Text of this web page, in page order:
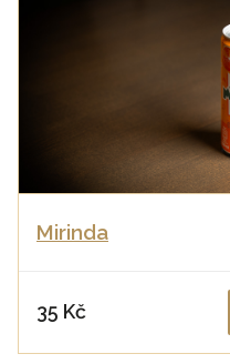
Mirinda
35 Kč